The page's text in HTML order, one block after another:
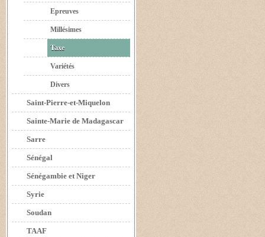
Epreuves
Millésimes
Taxe
Variétés
Divers
Saint-Pierre-et-Miquelon
Sainte-Marie de Madagascar
Sarre
Sénégal
Sénégambie et Niger
Syrie
Soudan
TAAF